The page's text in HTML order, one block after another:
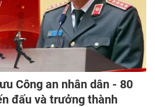
Công an nhân dân - 80
đấu và trưởng thành